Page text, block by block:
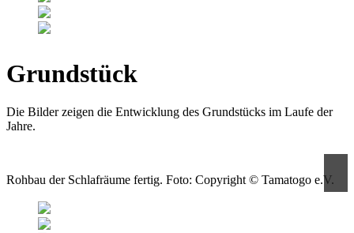
Grundstück
Die Bilder zeigen die Entwicklung des Grundstücks im Laufe der
Jahre.
Rohbau der Schlafräume fertig. Foto: Copyright © Tamatogo e.V.